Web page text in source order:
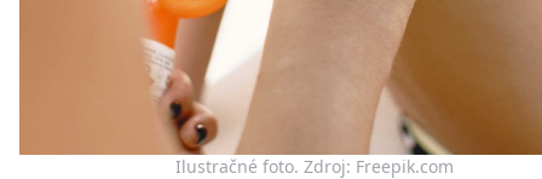
Ilustračné foto. Zdroj: Freepik.com